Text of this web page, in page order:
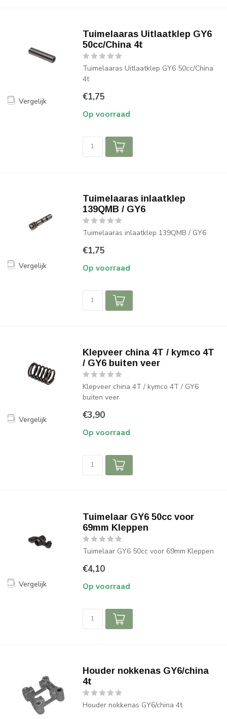
Vergelijk
Tuimelaaras Uitlaatklep GY6
50cc/China 4t
Tuimelaaras Uitlaatklep GY6 50cc/China
4t
€1,75
Op voorraad
Vergelijk
Tuimelaaras inlaatklep
139QMB / GY6
Tuimelaaras inlaatklep 139QMB / GY6
€1,75
Op voorraad
Vergelijk
Klepveer china 4T / kymco 4T
/ GY6 buiten veer
Klepveer china 4T / kymco 4T / GY6
buiten veer
€3,90
Op voorraad
Vergelijk
Tuimelaar GY6 50cc voor
69mm Kleppen
Tuimelaar GY6 50cc voor 69mm Kleppen
€4,10
Op voorraad
Houder nokkenas GY6/china
4t
Houder nokkenas GY6/china 4t